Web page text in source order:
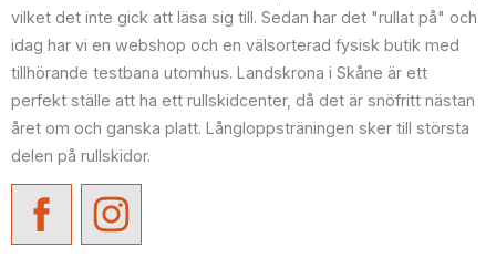
vilket det inte gick att läsa sig till. Sedan har det "rullat på" och
idag har vi en webshop och en välsorterad fysisk butik med
tillhörande testbana utomhus. Landskrona i Skåne är ett
perfekt ställe att ha ett rullskidcenter, då det är snöfritt nästan
året om och ganska platt. Långloppsträningen sker till största
delen på rullskidor.